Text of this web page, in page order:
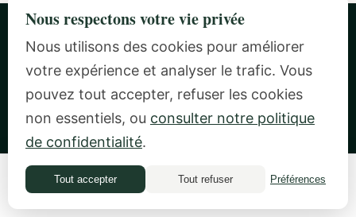
MONEY COACH (10+ ANS) | CONFÉRENCIÈRE INVITÉE CHEZ GOOGLE &
Politique de confidentialité Conditions générales
Politique en matière de cookies
|
Paramètres des cookies
|
FAQ
Crédits photographiques
Quiz financier
Nous respectons votre vie privée
Nous utilisons des cookies pour améliorer
votre expérience et analyser le trafic. Vous
pouvez tout accepter, refuser les cookies
non essentiels, ou consulter notre politique
de confidentialité.
Tout accepter Tout refuser Préférences